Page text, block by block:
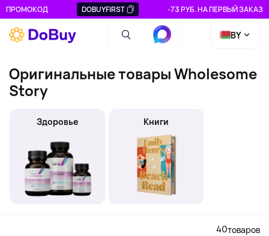
ПРОМОКОД DOBUYFIRST -73 РУБ. НА ПЕРВЫЙ ЗАКАЗ
BY
Оригинальные товары Wholesome
Story
Здоровье Книги
40товаров